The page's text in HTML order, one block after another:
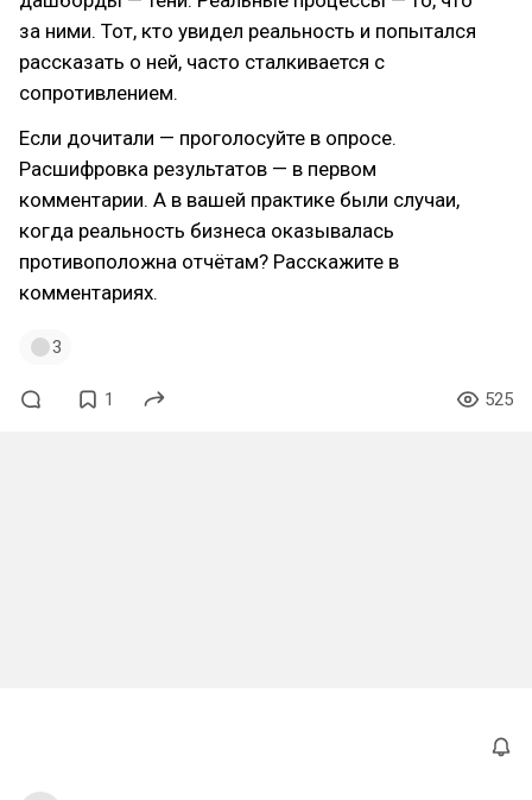
за ними. Тот, кто увидел реальность и попытался
рассказать о ней, часто сталкивается с
сопротивлением.
Если дочитали — проголосуйте в опросе.
Расшифровка результатов — в первом
комментарии. А в вашей практике были случаи,
когда реальность бизнеса оказывалась
противоположна отчётам? Расскажите в
комментариях.
3
1 525